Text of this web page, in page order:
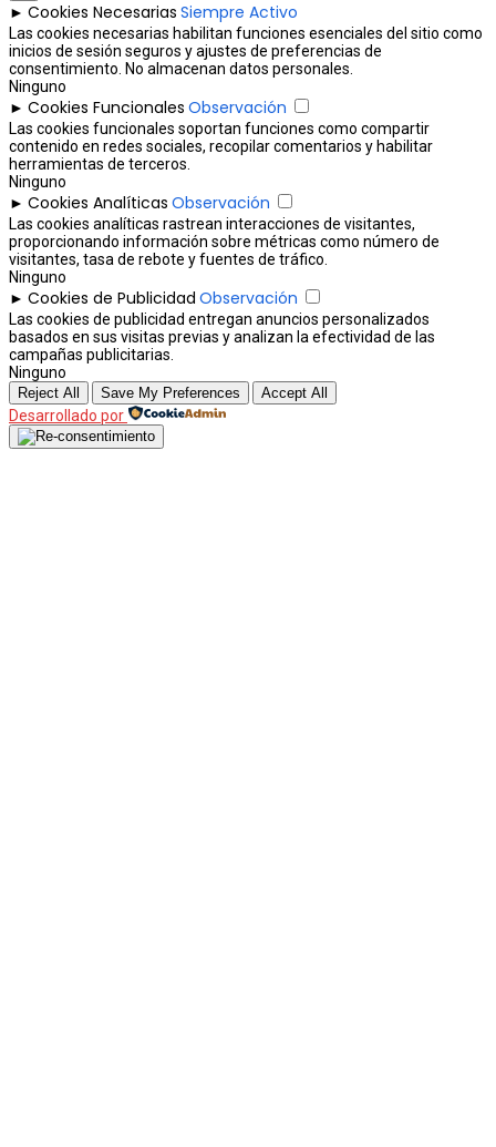
► Cookies Necesarias Siempre Activo
Las cookies necesarias habilitan funciones esenciales del sitio como
inicios de sesión seguros y ajustes de preferencias de
consentimiento. No almacenan datos personales.
Ninguno
► Cookies Funcionales Observación
Las cookies funcionales soportan funciones como compartir
contenido en redes sociales, recopilar comentarios y habilitar
herramientas de terceros.
Ninguno
► Cookies Analíticas Observación
Las cookies analíticas rastrean interacciones de visitantes,
proporcionando información sobre métricas como número de
visitantes, tasa de rebote y fuentes de tráfico.
Ninguno
► Cookies de Publicidad Observación
Las cookies de publicidad entregan anuncios personalizados
basados en sus visitas previas y analizan la efectividad de las
campañas publicitarias.
Ninguno
Reject All Save My Preferences Accept All
Desarrollado por